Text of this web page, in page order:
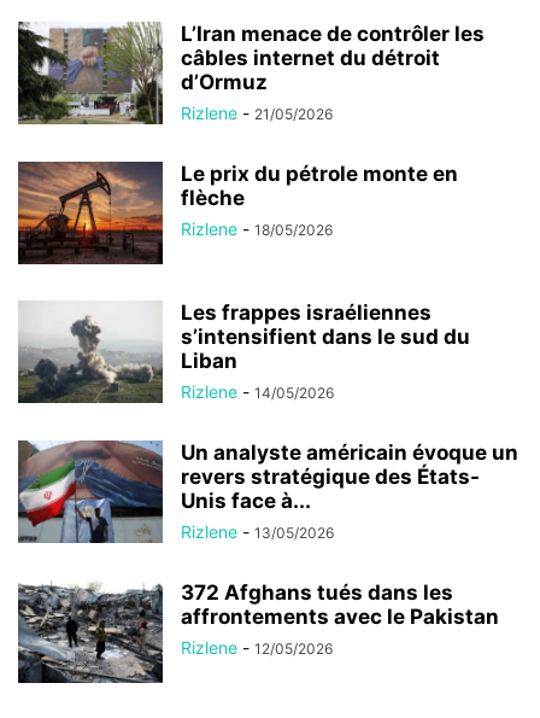
L’Iran menace de contrôler les
câbles internet du détroit
d’Ormuz
Rizlene - 21/05/2026
Le prix du pétrole monte en
flèche
Rizlene - 18/05/2026
Les frappes israéliennes
s’intensifient dans le sud du
Liban
Rizlene - 14/05/2026
Un analyste américain évoque un
revers stratégique des États-
Unis face à...
Rizlene - 13/05/2026
372 Afghans tués dans les
affrontements avec le Pakistan
Rizlene - 12/05/2026